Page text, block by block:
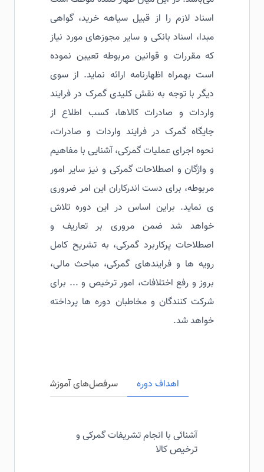
اسناد لازم را از قبیل سیاهه خرید، گواهی
مبدا، اسناد بانکی و سایر مجوزهای مورد نیاز
که مقررات و قوانین مربوطه تعیین نموده
است بهمراه اظهارنامه ارائه نماید. از سوی
دیگر با توجه به نقش کلیدی گمرک در فرایند
واردات و صادرات کالاها، کسب اطلاع از
جایگاه گمرک در فرایند واردات و صادرات،
نحوه اجرای عملیات گمرکی، آشنایی با مفاهیم
و واژگان و اصطلاحات گمرکی و نیز سایر امور
مربوطه، برای دست اندرکاران این امر ضروری
ی نماید. براین اساس در این دوره تلاش
خواهد شد ضمن مروری بر تعاریف و
اصطلاحات پرکاربرد گمرکی، به تشریح کامل
رویه ها و فرایندهای گمرکی، مباحث مالی،
بروز و رفع اختلافات، امور ترخیص و ... برای
شرکت کنندگان و مخاطبان دوره ها پرداخته
خواهد شد.
اهداف دوره سرفصل‌های آموزشی
آشنائی با انجام تشریفات گمرکی و
ترخیص کالا